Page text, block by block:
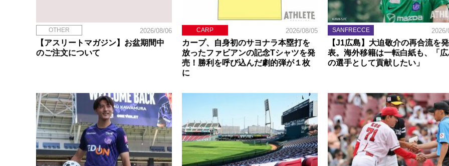
OTHER 2026/08/06
【アスリートマガジン】お盆期間中
のご注文について
CARP 2026/08/05
カープ、自身初のサヨナラ本塁打を
放ったファビアンの記念Tシャツを発
売！勝利を呼び込んだ劇的弾が１枚
に
SANFRECCE 2026/
【J1広島】大迫敬介の再合流を発
表。海外移籍は一転白紙も、「
の選手として貢献したい」